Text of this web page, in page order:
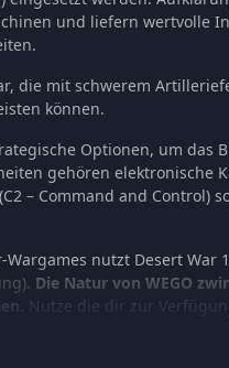
und liefern wertvolle
die mit schwerem
können.
Optionen, um das
gehören elektronische
– Command and Control)
nutzt Desert War
Die Natur von WEGO
Nutze die dir zur
Herausforderungen zu